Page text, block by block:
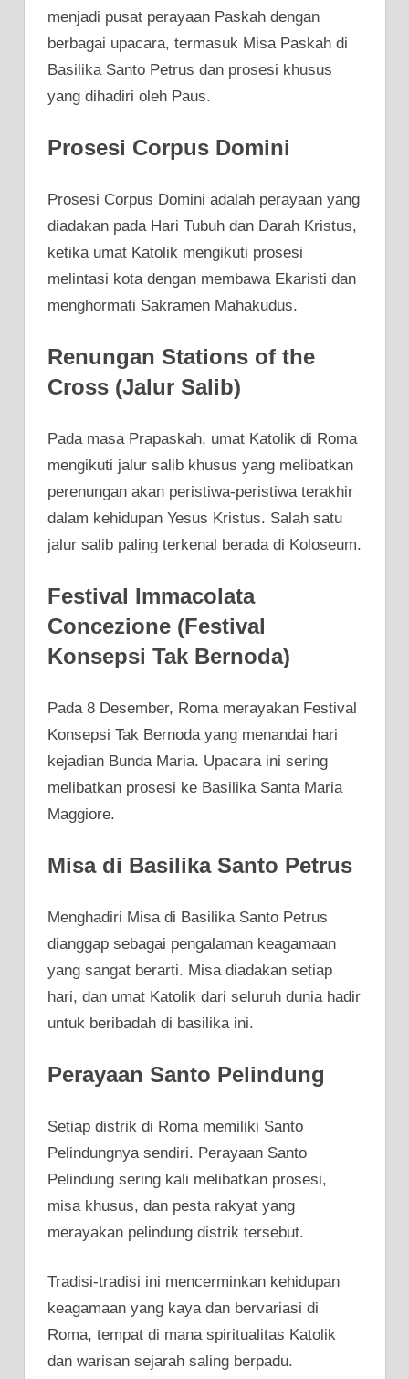
menjadi pusat perayaan Paskah dengan
berbagai upacara, termasuk Misa Paskah di
Basilika Santo Petrus dan prosesi khusus
yang dihadiri oleh Paus.
Prosesi Corpus Domini
Prosesi Corpus Domini adalah perayaan yang
diadakan pada Hari Tubuh dan Darah Kristus,
ketika umat Katolik mengikuti prosesi
melintasi kota dengan membawa Ekaristi dan
menghormati Sakramen Mahakudus.
Renungan Stations of the
Cross (Jalur Salib)
Pada masa Prapaskah, umat Katolik di Roma
mengikuti jalur salib khusus yang melibatkan
perenungan akan peristiwa-peristiwa terakhir
dalam kehidupan Yesus Kristus. Salah satu
jalur salib paling terkenal berada di Koloseum.
Festival Immacolata
Concezione (Festival
Konsepsi Tak Bernoda)
Pada 8 Desember, Roma merayakan Festival
Konsepsi Tak Bernoda yang menandai hari
kejadian Bunda Maria. Upacara ini sering
melibatkan prosesi ke Basilika Santa Maria
Maggiore.
Misa di Basilika Santo Petrus
Menghadiri Misa di Basilika Santo Petrus
dianggap sebagai pengalaman keagamaan
yang sangat berarti. Misa diadakan setiap
hari, dan umat Katolik dari seluruh dunia hadir
untuk beribadah di basilika ini.
Perayaan Santo Pelindung
Setiap distrik di Roma memiliki Santo
Pelindungnya sendiri. Perayaan Santo
Pelindung sering kali melibatkan prosesi,
misa khusus, dan pesta rakyat yang
merayakan pelindung distrik tersebut.
Tradisi-tradisi ini mencerminkan kehidupan
keagamaan yang kaya dan bervariasi di
Roma, tempat di mana spiritualitas Katolik
dan warisan sejarah saling berpadu.